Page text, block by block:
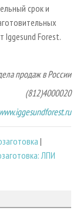
срок и
Iggesund Forest.
продаж в России
(812)400­00­20
www.iggesundforest.ru
|
ЛПИ